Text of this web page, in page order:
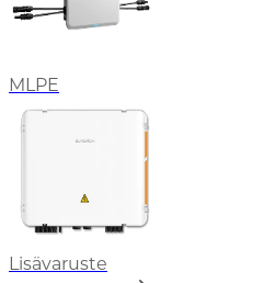
MLPE
Lisävaruste